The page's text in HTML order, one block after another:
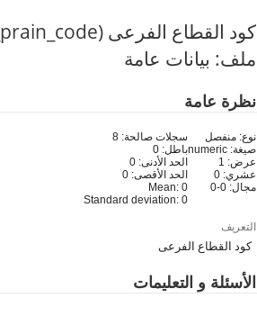
كود القطاع الفرعى (sect_prain_code)
ملف: بيانات عامة
نظرة عامة
نوع: منفصل
صيغة: numeric
عرض: 1
عشري: 0
مجال: 0-0
سجلات صالحة: 8
باطل: 0
الحد الأدنى: 0
الحد الأقصى: 0
Mean: 0
Standard deviation: 0
التعريف
كود القطاع الفرعى
الأسئلة و التعليمات